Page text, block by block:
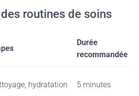
routines de soins
Durée
recommandée
hydratation 5 minutes